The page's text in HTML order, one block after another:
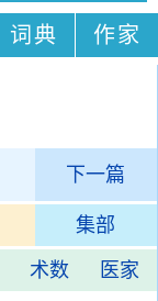
词典 作家
下一篇
集部
术数 医家